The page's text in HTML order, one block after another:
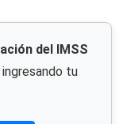
del IMSS
tu